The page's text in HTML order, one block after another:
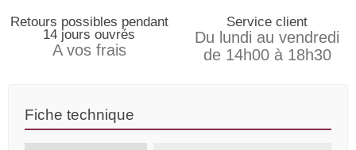
Retours possibles pendant
14 jours ouvrés
A vos frais
Service client
Du lundi au vendredi
de 14h00 à 18h30
Fiche technique